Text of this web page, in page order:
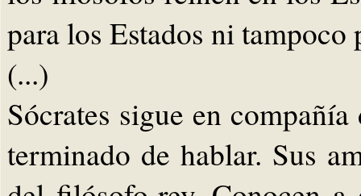
para los Estados ni tampoco
(...)
Sócrates sigue en
terminado de hablar. Sus